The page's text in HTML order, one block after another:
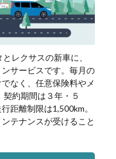
レクサスの新車に、
サービスです。毎月の
なく、任意保険料やメ
約期間は３年・５
距離制限は1,500km。
テナンスが受けること